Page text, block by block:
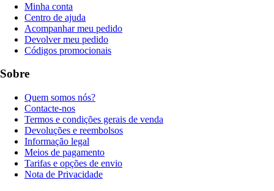
Minha conta
Centro de ajuda
Acompanhar meu pedido
Devolver meu pedido
Códigos promocionais
Sobre
Quem somos nós?
Contacte-nos
Termos e condições gerais de venda
Devoluções e reembolsos
Informação legal
Meios de pagamento
Tarifas e opções de envio
Nota de Privacidade